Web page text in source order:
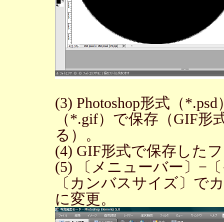
(3) Photoshop形式（
（*.gif）で保存（GIF
る）。
(4) GIF形式で保存した
(5) 〔メニューバー〕−
〔カンバスサイズ〕で
に変更。